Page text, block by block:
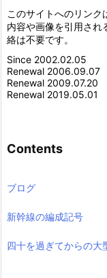
このサイトへのリンク
内容や画像を引用され
絡は不要です。
Since 2002.02.05
Renewal 2006.09.07
Renewal 2009.07.20
Renewal 2019.05.01
Contents
ブログ
新幹線の編成記号
四十を過ぎてからの大